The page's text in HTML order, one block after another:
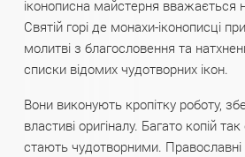
іконописна майстерня вважається
Святій горі де монахи-іконописці
молитві з благословення та
списки відомих чудотворних ікон.
Вони виконують кропітку роботу,
властиві оригіналу. Багато копій
стають чудотворними.